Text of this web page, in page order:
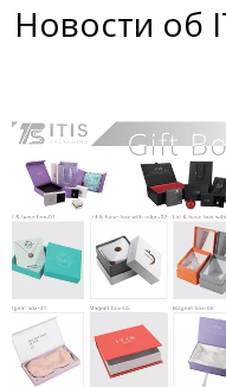
Новости об